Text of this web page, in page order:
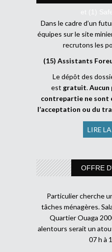
et (1)
Dans le cadre d’un
équipes sur le site
recrutons les
(15) Assistants
Le dépôt des
est gratuit.Aucun
contrepartie ne sont
l’acceptation ou du
LIRE
OFFRE
Particulier cherche
tâches ménagères.
Quartier Ouaga
alentours serait un
07 h à